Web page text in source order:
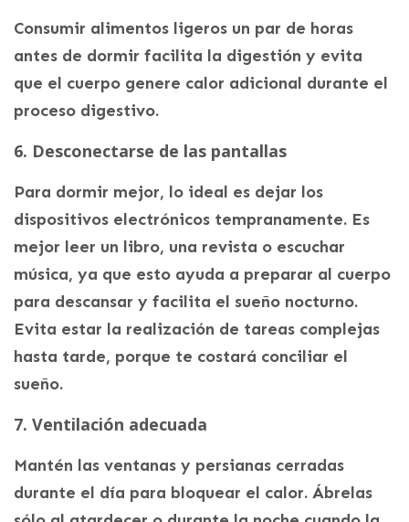
Consumir alimentos ligeros un par de horas
antes de dormir facilita la digestión y evita
que el cuerpo genere calor adicional durante el
proceso digestivo.
6. Desconectarse de las pantallas
Para dormir mejor, lo ideal es dejar los
dispositivos electrónicos tempranamente. Es
mejor leer un libro, una revista o escuchar
música, ya que esto ayuda a preparar al cuerpo
para descansar y facilita el sueño nocturno.
Evita estar la realización de tareas complejas
hasta tarde, porque te costará conciliar el
sueño.
7. Ventilación adecuada
Mantén las ventanas y persianas cerradas
durante el día para bloquear el calor. Ábrelas